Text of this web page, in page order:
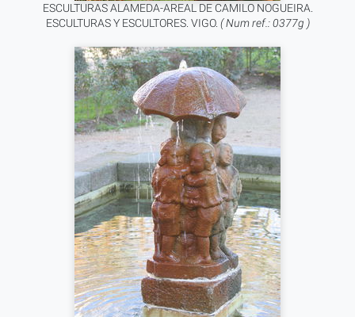
ESCULTURAS ALAMEDA-AREAL DE CAMILO NOGUEIRA.
ESCULTURAS Y ESCULTORES. VIGO. ( Num ref.: 0377g )